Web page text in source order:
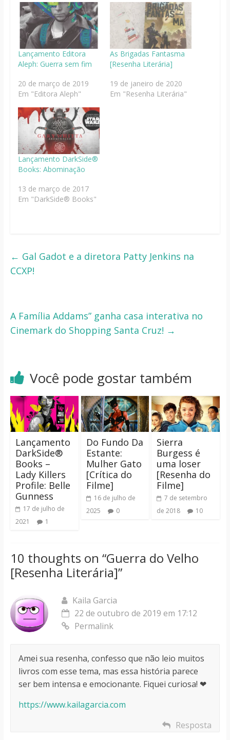
Lançamento Editora
Aleph: Guerra sem fim
20 de março de 2019
Em "Editora Aleph"
As Brigadas Fantasma
[Resenha Literária]
19 de janeiro de 2020
Em "Resenha Literária"
Lançamento DarkSide®
Books: Abominação
13 de março de 2017
Em "DarkSide® Books"
← Gal Gadot e a diretora Patty Jenkins na
CCXP!
A Família Addams” ganha casa interativa no
Cinemark do Shopping Santa Cruz! →
Você pode gostar também
Lançamento
DarkSide®
Books –
Lady Killers
Profile: Belle
Gunness
17 de julho de
2021
1
Do Fundo Da
Estante:
Mulher Gato
[Crítica do
Filme]
16 de julho de
2025
0
Sierra
Burgess é
uma loser
[Resenha do
Filme]
7 de setembro
de 2018
10
10 thoughts on “Guerra do Velho
[Resenha Literária]”
Kaila Garcia
22 de outubro de 2019 em 17:12
Permalink
Amei sua resenha, confesso que não leio muitos
livros com esse tema, mas essa história parece
ser bem intensa e emocionante. Fiquei curiosa! ❤
https://www.kailagarcia.com
Resposta